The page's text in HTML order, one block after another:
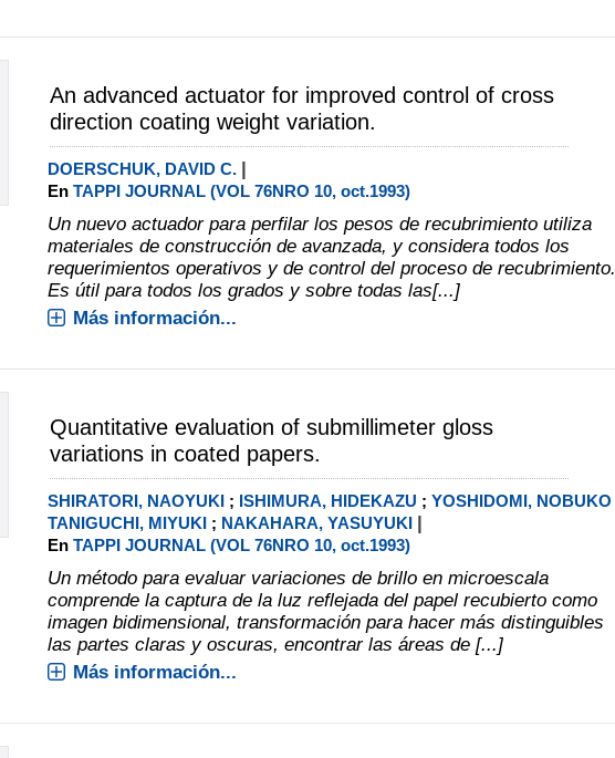
An advanced actuator for improved control of cross
direction coating weight variation.
DOERSCHUK, DAVID C. |
EnTAPPI JOURNAL (VOL 76NRO 10, oct.1993)
Un nuevo actuador para perfilar los pesos de recubrimiento utiliza
materiales de construcción de avanzada, y considera todos los
requerimientos operativos y de control del proceso de recubrimiento.
Es útil para todos los grados y sobre todas las[...]
Más información...
Quantitative evaluation of submillimeter gloss
variations in coated papers.
SHIRATORI, NAOYUKI ; ISHIMURA, HIDEKAZU ;YOSHIDOMI, NOBUKO
TANIGUCHI, MIYUKI ; NAKAHARA, YASUYUKI |
EnTAPPI JOURNAL (VOL 76NRO 10, oct.1993)
Un método para evaluar variaciones de brillo en microescala
comprende la captura de la luz reflejada del papel recubierto como
imagen bidimensional, transformación para hacer más distinguibles
las partes claras y oscuras, encontrar las áreas de [...]
Más información...